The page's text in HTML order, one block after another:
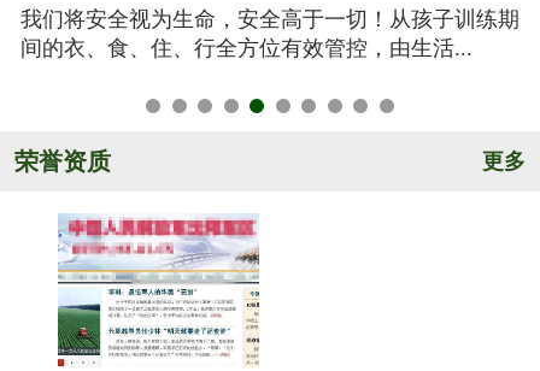
亮剑军事夏令营的训练基地训练设施设备齐全，军事
氛围浓厚，后勤保障完善，管理规范安全，纪...
荣誉资质 更多